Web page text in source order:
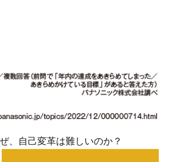
、自己変革は難しいのか？